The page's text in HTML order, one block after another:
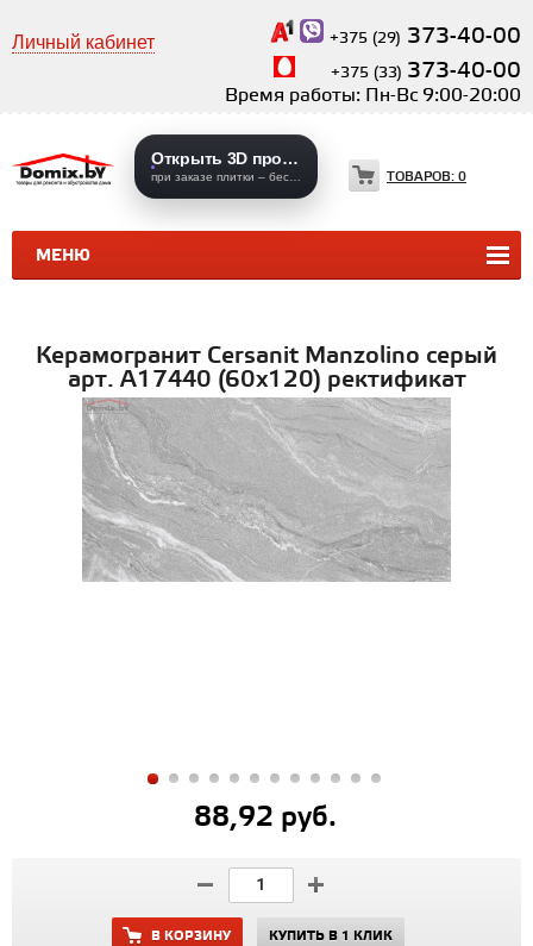
Личный кабинет +375 (29) 373-40-00
+375 (33) 373-40-00
Время работы: Пн-Вс 9:00-20:00
МЕНЮ
Открыть 3D проекты
ТОВАРОВ: 0
КЕРАМИЧЕСКАЯ ПЛИТКА
Керамогранит Cersanit Manzolino серый
арт. A17440 (60x120) ректификат
88,92 руб.
В КОРЗИНУ КУПИТЬ В 1 КЛИК